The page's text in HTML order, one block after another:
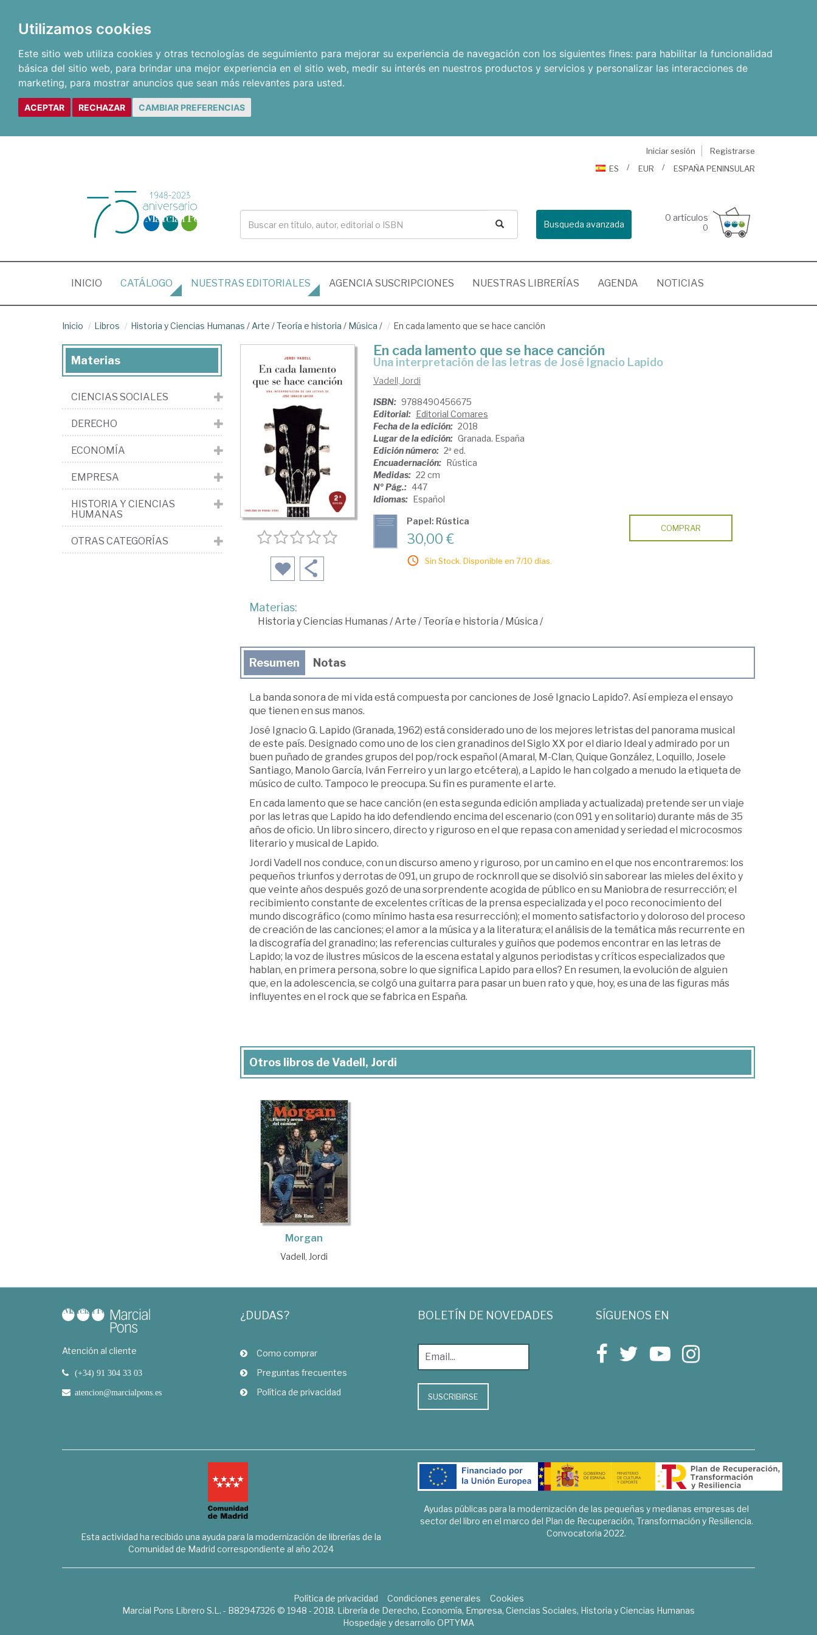
Utilizamos cookies
Este sitio web utiliza cookies y otras tecnologías de seguimiento para mejorar su experiencia de navegación con los siguientes fines: para habilitar la funcionalidad
básica del sitio web, para brindar una mejor experiencia en el sitio web, medir su interés en nuestros productos y servicios y personalizar las interacciones de
marketing, para mostrar anuncios que sean más relevantes para usted.
ACEPTAR RECHAZAR CAMBIAR PREFERENCIAS
Iniciar sesión
Registrarse
ES
EUR ESPAÑA PENINSULAR
Busqueda avanzada
0 artículos
0
INICIO (CURRENT)
CATÁLOGO NUESTRAS EDITORIALES AGENCIA SUSCRIPCIONES NUESTRAS LIBRERÍAS AGENDA NOTICIAS
Inicio Libros Historia y Ciencias Humanas / Arte /Teoría e historia / Música / En cada lamento que se hace canción
En cada lamento que se hace canción
una interpretación de las letras de José Ignacio Lapido
Vadell, Jordi
ISBN: 9788490456675
Editorial: Editorial Comares
Fecha de la edición: 2018
Lugar de la edición: Granada. España
Edición número: 2ª ed.
Encuadernación: Rústica
Medidas: 22 cm
Nº Pág.: 447
Idiomas: Español
Papel: Rústica
30,00 €
Sin Stock. Disponible en 7/10 días.
COMPRAR
Materias:
Historia y Ciencias Humanas/Arte /Teoría e historia / Música /
Resumen Notas
La banda sonora de mi vida está compuesta por canciones de José Ignacio Lapido?. Así empieza el ensayo
que tienen en sus manos.
José Ignacio G. Lapido (Granada, 1962) está considerado uno de los mejores letristas del panorama musical
de este país. Designado como uno de los cien granadinos del Siglo XX por el diario Ideal y admirado por un
buen puñado de grandes grupos del pop/rock español (Amaral, M-Clan, Quique González, Loquillo, Josele
Santiago, Manolo García, Iván Ferreiro y un largo etcétera), a Lapido le han colgado a menudo la etiqueta de
músico de culto. Tampoco le preocupa. Su fin es puramente el arte.
En cada lamento que se hace canción (en esta segunda edición ampliada y actualizada) pretende ser un viaje
por las letras que Lapido ha ido defendiendo encima del escenario (con 091 y en solitario) durante más de 35
años de oficio. Un libro sincero, directo y riguroso en el que repasa con amenidad y seriedad el microcosmos
literario y musical de Lapido.
Jordi Vadell nos conduce, con un discurso ameno y riguroso, por un camino en el que nos encontraremos: los
pequeños triunfos y derrotas de 091, un grupo de rocknroll que se disolvió sin saborear las mieles del éxito y
que veinte años después gozó de una sorprendente acogida de público en su Maniobra de resurrección; el
recibimiento constante de excelentes críticas de la prensa especializada y el poco reconocimiento del
mundo discográfico (como mínimo hasta esa resurrección); el momento satisfactorio y doloroso del proceso
de creación de las canciones; el amor a la música y a la literatura; el análisis de la temática más recurrente en
la discografía del granadino; las referencias culturales y guiños que podemos encontrar en las letras de
Lapido; la voz de ilustres músicos de la escena estatal y algunos periodistas y críticos especializados que
hablan, en primera persona, sobre lo que significa Lapido para ellos? En resumen, la evolución de alguien
que, en la adolescencia, se colgó una guitarra para pasar un buen rato y que, hoy, es una de las figuras más
influyentes en el rock que se fabrica en España.
Otros libros de Vadell, Jordi
Morgan
Vadell, Jordi
Materias
CIENCIAS SOCIALES
DERECHO
ECONOMÍA
EMPRESA
HISTORIA Y CIENCIAS
HUMANAS
OTRAS CATEGORÍAS
Atención al cliente
(+34) 91 304 33 03
atencion@marcialpons.es
¿DUDAS?
Como comprar
Preguntas frecuentes
Política de privacidad
BOLETÍN DE NOVEDADES
SUSCRIBIRSE
SÍGUENOS EN
Esta actividad ha recibido una ayuda para la modernización de librerías de la
Comunidad de Madrid correspondiente al año 2024
Ayudas públicas para la modernización de las pequeñas y medianas empresas del
sector del libro en el marco del Plan de Recuperación, Transformación y Resiliencia.
Convocatoria 2022.
Política de privacidad Condiciones generales
Cookies
Marcial Pons Librero S.L. - B82947326 © 1948 - 2018. Librería de Derecho, Economía, Empresa, Ciencias Sociales, Historia y Ciencias Humanas
Hospedaje y desarrollo OPTYMA